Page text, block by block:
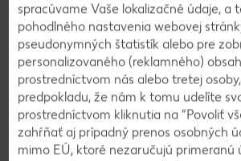
Špeciálna zľava:
Zľava 15 % na produktový rad Martons
prísavkou, ktoré bránia voči prevráteniu
misiek.
Zľavu si môžete uplatniť pri objednávke
Martons.skzadaním zľavového kódu v
políčka“Kupón”. Zľavu nie je možné
zľavami a akciami. Zľava sa nedá
spracúvame Vaše lokalizačné údaje, a
pohodlného nastavenia webovej
pseudonymných štatistík alebo pre
personalizovaného (reklamného)
prostredníctvom nás alebo tretej
predpokladu, že nám k tomu udelíte
prostredníctvom kliknutia na “Povoliť
zahŕňať aj prípadný prenos osobných
mimo EÚ, ktoré nezaručujú primeranú